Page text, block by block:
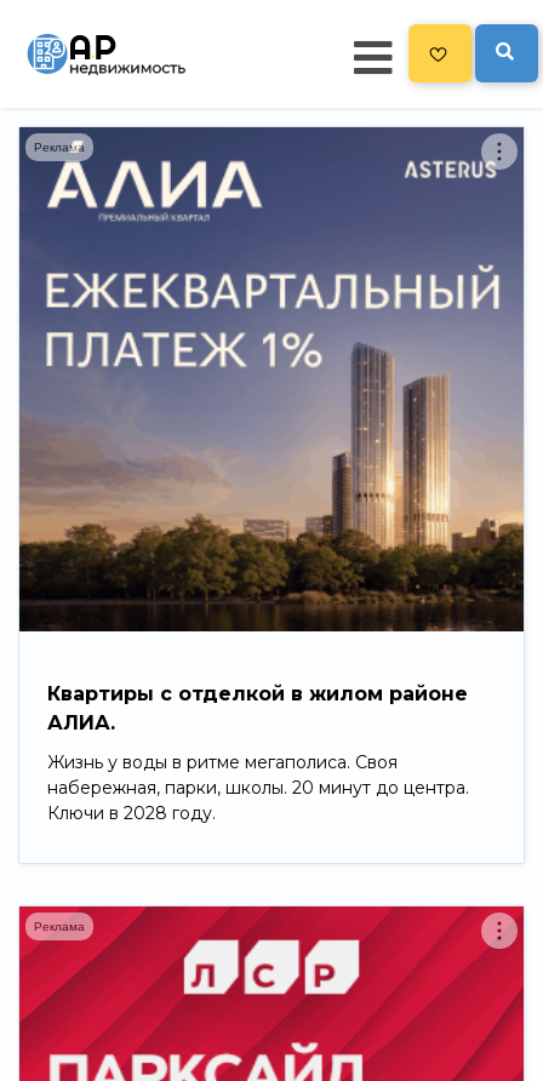
Главная
Все новостройки 3300
Блог
Черный список ЖК
Политика конфиденциальности
Квартиры с отделкой в жилом районе
АЛИА.
Жизнь у воды в ритме мегаполиса. Своя
набережная, парки, школы. 20 минут до центра.
Ключи в 2028 году.
Реклама
Реклама